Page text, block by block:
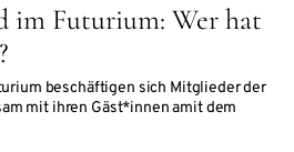
im Futurium: Wer hat
beschäftigen sich Mitglieder der
mit ihren Gäst*innen amit dem